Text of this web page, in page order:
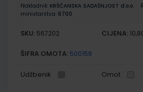
Nakladnik: KRŠĆANSKA SADAŠNJOST d.o.o.
ministarstva: 6700
SKU: 567202 CIJENA:
ŠIFRA OMOTA: 500156
Udžbenik Omot